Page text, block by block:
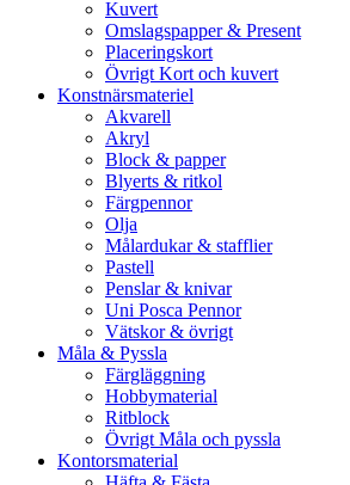
Kuvert
Omslagspapper & Present
Placeringskort
Övrigt Kort och kuvert
Konstnärsmateriel
Akvarell
Akryl
Block & papper
Blyerts & ritkol
Färgpennor
Olja
Målardukar & stafflier
Pastell
Penslar & knivar
Uni Posca Pennor
Vätskor & övrigt
Måla & Pyssla
Färgläggning
Hobbymaterial
Ritblock
Övrigt Måla och pyssla
Kontorsmaterial